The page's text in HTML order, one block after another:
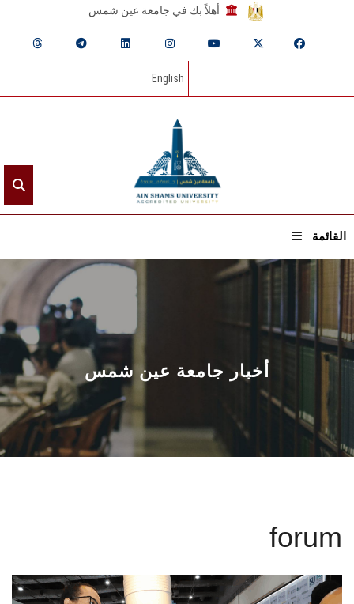
أهلاً بك في جامعة عين شمس
English
القائمة
الرئيسيـة
عن الجامعة
القطاعـات
الشئون الأكاديمية
البحث العلمي
الأنظمة الذكية
أخبار جامعة عين شمس
forum